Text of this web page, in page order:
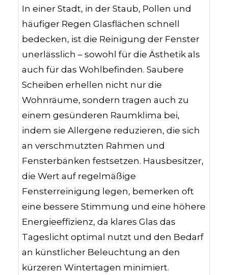
In einer Stadt, in der Staub, Pollen und
häufiger Regen Glasflächen schnell
bedecken, ist die Reinigung der Fenster
unerlässlich – sowohl für die Ästhetik als
auch für das Wohlbefinden. Saubere
Scheiben erhellen nicht nur die
Wohnräume, sondern tragen auch zu
einem gesünderen Raumklima bei,
indem sie Allergene reduzieren, die sich
an verschmutzten Rahmen und
Fensterbänken festsetzen. Hausbesitzer,
die Wert auf regelmäßige
Fensterreinigung legen, bemerken oft
eine bessere Stimmung und eine höhere
Energieeffizienz, da klares Glas das
Tageslicht optimal nutzt und den Bedarf
an künstlicher Beleuchtung an den
kürzeren Wintertagen minimiert.